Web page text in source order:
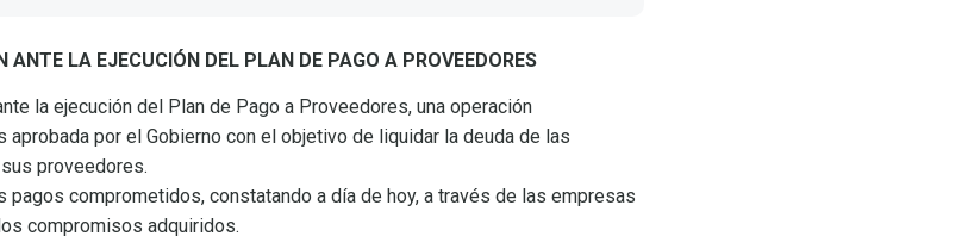
ANTE LA EJECUCIÓN DEL PLAN DE PAGO A PROVEEDORES
la ejecución del Plan de Pago a Proveedores, una operación
por el Gobierno con el objetivo de liquidar la deuda de las
proveedores.
pagos comprometidos, constatando a día de hoy, a través de las empresas
compromisos adquiridos.